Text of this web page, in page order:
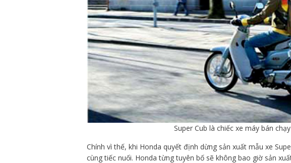
Super Cub là chiếc xe máy bán
Chính vì thế, khi Honda quyết định dừng sản xuất mẫu xe
cùng tiếc nuối. Honda từng tuyên bố sẽ không bao giờ sản